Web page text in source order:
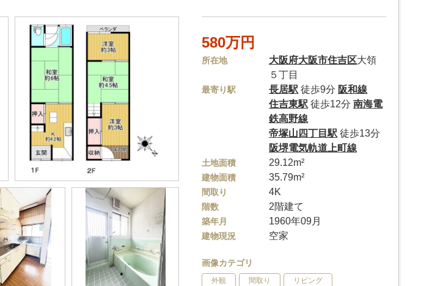
580万円
所在地 大阪府大阪市住吉区大領
５丁目
最寄り駅 長居駅 徒歩9分 阪和線
住吉東駅 徒歩12分南海電
鉄高野線
帝塚山四丁目駅 徒歩13分
阪堺電気軌道上町線
土地面積 29.12m²
建物面積 35.79m²
間取り 4K
階数 2階建て
築年月 1960年09月
建物現況 空家
画像カテゴリ
外観 間取り リビング